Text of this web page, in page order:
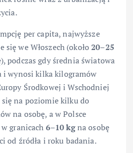
per capita, najwyższe
we Włoszech (około20–25
podczas gdy średnia światowa
i wynosi kilka kilogramów
Środkowej i Wschodniej
na poziomie kilku do
na osobę, a w Polsce
granicach 6–10 kgna osobę
od źródła i roku badania.